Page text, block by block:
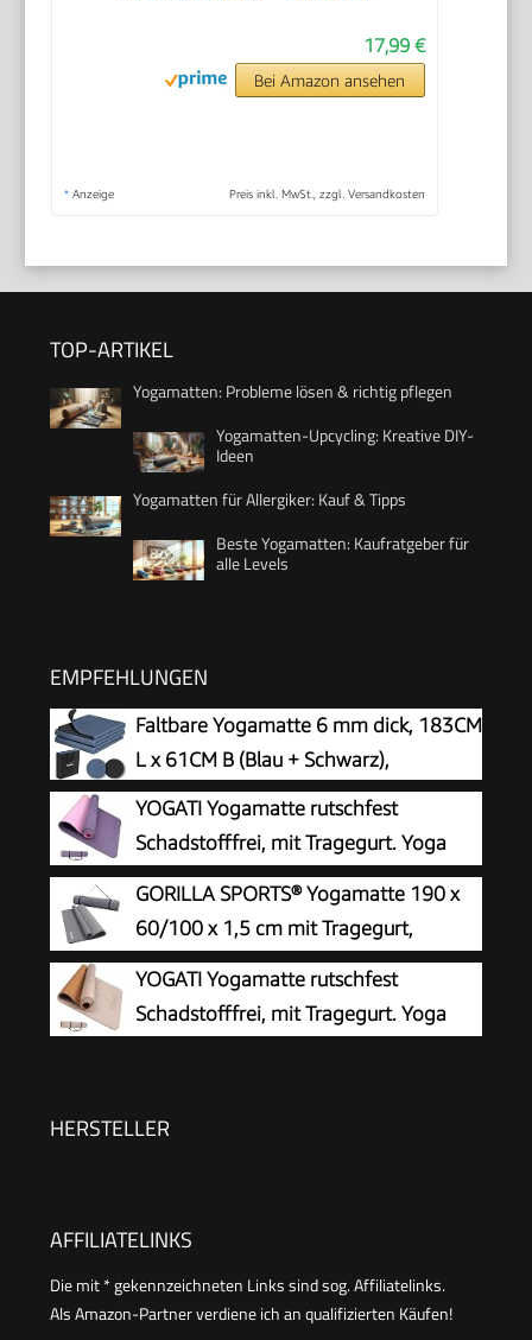
17,99 €
Bei Amazon ansehen
* Anzeige Preis inkl. MwSt., zzgl. Versandkosten
TOP-ARTIKEL
Yogamatten: Probleme lösen & richtig pflegen
Yogamatten-Upcycling: Kreative DIY-
Ideen
Yogamatten für Allergiker: Kauf & Tipps
Beste Yogamatten: Kaufratgeber für
alle Levels
EMPFEHLUNGEN
Faltbare Yogamatte 6 mm dick, 183CM
L x 61CM B (Blau + Schwarz),
YOGATI Yogamatte rutschfest
Schadstofffrei, mit Tragegurt. Yoga
Matte mit Ausrichtungslinien für die
Körperhaltung. Ideal als Gymnastikmatte,
Sportmatte, Fitnessmatte, Jogamatte - Yoga
mat
GORILLA SPORTS® Yogamatte 190 x
60/100 x 1,5 cm mit Tragegurt,
rutschfest
YOGATI Yogamatte rutschfest
Schadstofffrei, mit Tragegurt. Yoga
Fitnessmatte, Jogamatte - Yoga mat
HERSTELLER
AFFILIATELINKS
Die mit * gekennzeichneten Links sind sog. Affiliatelinks.
Als Amazon-Partner verdiene ich an qualifizierten Käufen!